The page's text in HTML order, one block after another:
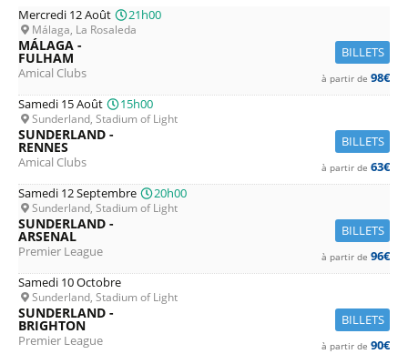
Mercredi 12 Août 21h00
Málaga, La Rosaleda
BILLETS
MÁLAGA -
FULHAM
Amical Clubs à partir de 98€
Samedi 15 Août
15h00
Sunderland, Stadium of Light
BILLETS
SUNDERLAND -
RENNES
Amical Clubs à partir de 63€
Samedi 12 Septembre
20h00
Sunderland, Stadium of Light
BILLETS
SUNDERLAND -
ARSENAL
Premier League à partir de 96€
Samedi 10 Octobre
Sunderland, Stadium of Light
BILLETS
SUNDERLAND -
BRIGHTON
Premier League à partir de 90€